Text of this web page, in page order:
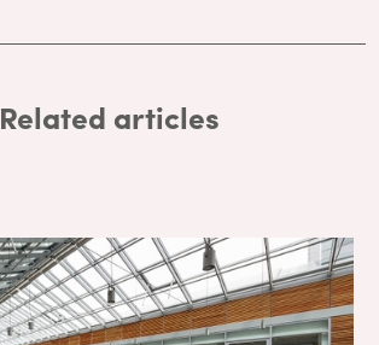
Related articles